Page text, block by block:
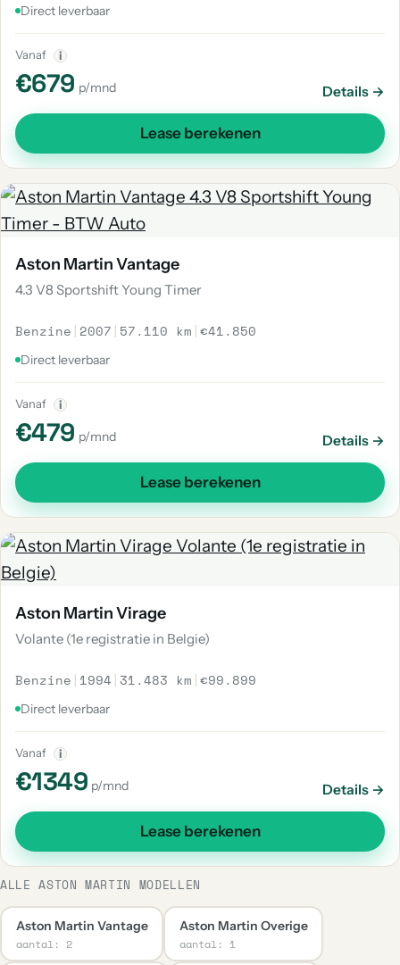
Direct leverbaar
Vanaf i
€679 p/mnd Details →
Lease berekenen
Aston Martin Vantage
4.3 V8 Sportshift Young Timer
Benzine | 2007 | 57.110 km |€41.850
Direct leverbaar
Vanaf i
€479 p/mnd Details →
Lease berekenen
Aston Martin Virage
Volante (1e registratie in Belgie)
Benzine | 1994 | 31.483 km |€99.899
Direct leverbaar
Vanaf i
€1349 p/mnd Details →
Lease berekenen
ALLE ASTON MARTIN MODELLEN
Aston Martin Vantage
aantal: 2
Aston Martin Overige
aantal: 1